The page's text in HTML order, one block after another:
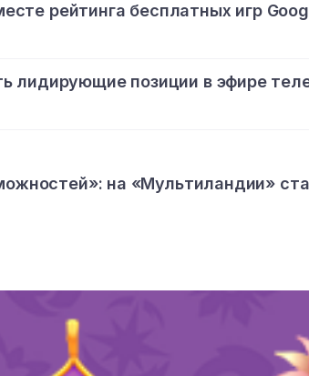
рейтинга бесплатных игр
лидирующие позиции в эфире
на «Мультиландии»